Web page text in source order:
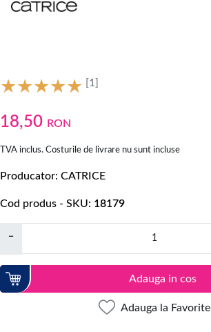
[1]
18,50 RON
TVA inclus. Costurile de livrare nu sunt incluse
Producator CATRICE
Cod produs - SKU 18179
−
Adauga in cos
Adauga la Favorite